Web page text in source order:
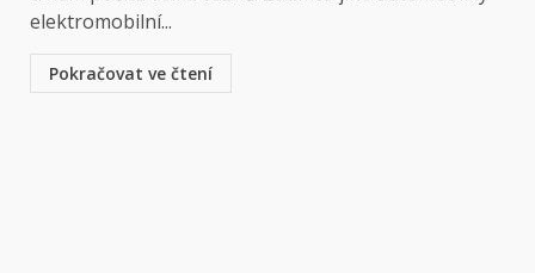
elektromobilní...
Pokračovat ve čtení